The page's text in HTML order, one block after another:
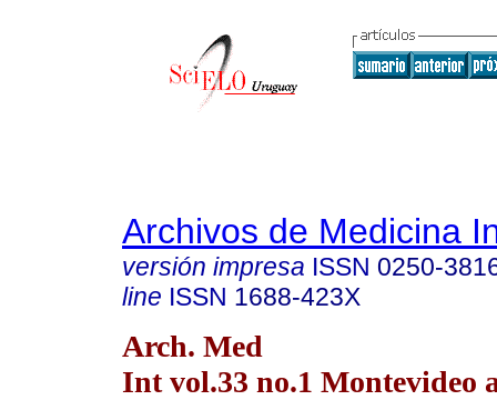
Archivos de Medicina
versión impresa ISSN 0250-
line ISSN 1688-423X
Arch. Med
Int vol.33 no.1 Montevideo